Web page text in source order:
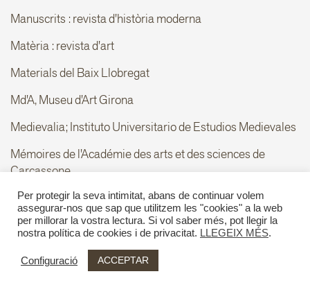
Manuscrits : revista d'història moderna
Matèria : revista d'art
Materials del Baix Llobregat
Md'A, Museu d'Art Girona
Medievalia; Instituto Universitario de Estudios Medievales
Mémoires de l'Académie des arts et des sciences de
Carcassone
Memoria ... / Consejo Superior de Investigaciones
Científicas, Delegación de Barcelona
Memoria ... / Consejo Superior de Investigaciones
Científicas, Delegación de Valencia
Per protegir la seva intimitat, abans de continuar volem
assegurar-nos que sap que utilitzem les "cookies" a la web
per millorar la vostra lectura. Si vol saber més, pot llegir la
nostra política de cookies i de privacitat. LLEGEIX MÉS.
Configuració ACCEPTAR